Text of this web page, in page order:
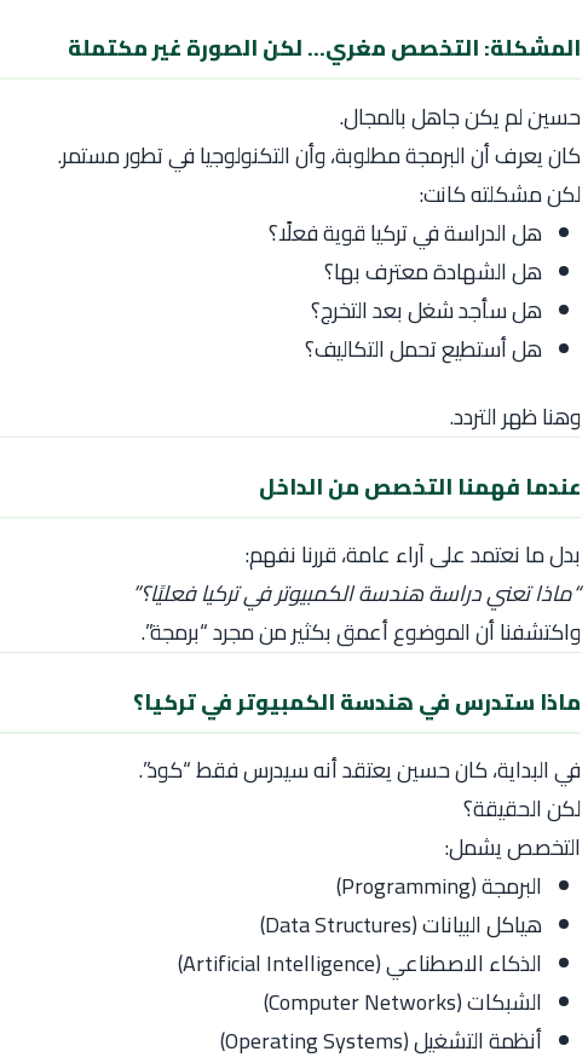
المشكلة: التخصص مغري… لكن الصورة غير مكتملة
حسين لم يكن جاهل بالمجال.
كان يعرف أن البرمجة مطلوبة، وأن التكنولوجيا في تطور مستمر.
لكن مشكلته كانت:
هل الدراسة في تركيا قوية فعلًا؟
هل الشهادة معترف بها؟
هل سأجد شغل بعد التخرج؟
هل أستطيع تحمل التكاليف؟
وهنا ظهر التردد.
عندما فهمنا التخصص من الداخل
بدل ما نعتمد على آراء عامة، قررنا نفهم:
“ماذا تعني دراسة هندسة الكمبيوتر في تركيا فعليًا؟”
واكتشفنا أن الموضوع أعمق بكثير من مجرد “برمجة”.
ماذا ستدرس في هندسة الكمبيوتر في تركيا؟
في البداية، كان حسين يعتقد أنه سيدرس فقط “كود”.
لكن الحقيقة؟
التخصص يشمل:
البرمجة (Programming)
هياكل البيانات (Data Structures)
الذكاء الاصطناعي (Artificial Intelligence)
الشبكات (Computer Networks)
أنظمة التشغيل (Operating Systems)